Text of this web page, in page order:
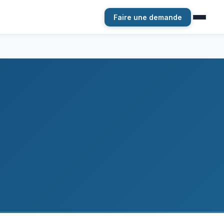
Faire une demande